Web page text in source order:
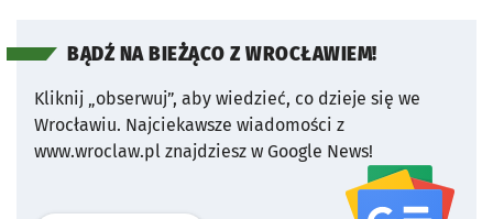
BĄDŹ NA BIEŻĄCO Z WROCŁAWIEM!
Kliknij „obserwuj”, aby wiedzieć, co dzieje się we
Wrocławiu. Najciekawsze wiadomości z
www.wroclaw.pl znajdziesz w Google News!